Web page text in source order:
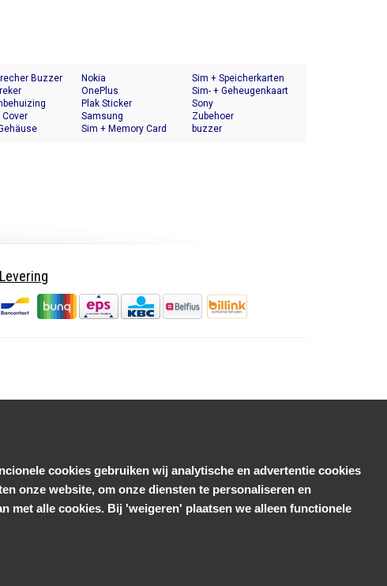
Buzzer
Cover
Nokia
OnePlus
Plak Sticker
Samsung
Sim + Memory Card
Sim + Speicherkarten
Halter
Sim- + Geheugenkaart
Houder
Sony
Zubehoer
buzzer
cookies gebruiken wij analytische en advertentie cookies
onze website, om onze diensten te personaliseren en
met alle cookies. Bij 'weigeren' plaatsen we alleen functionele